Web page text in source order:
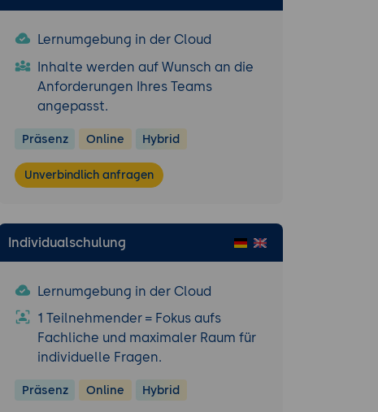
Lernumgebung in der Cloud
Inhalte werden auf Wunsch an die
Anforderungen Ihres Teams
angepasst.
Präsenz Online Hybrid
Unverbindlich anfragen
Individualschulung
Lernumgebung in der Cloud
1 Teilnehmender = Fokus aufs
Fachliche und maximaler Raum für
individuelle Fragen.
Präsenz Online Hybrid